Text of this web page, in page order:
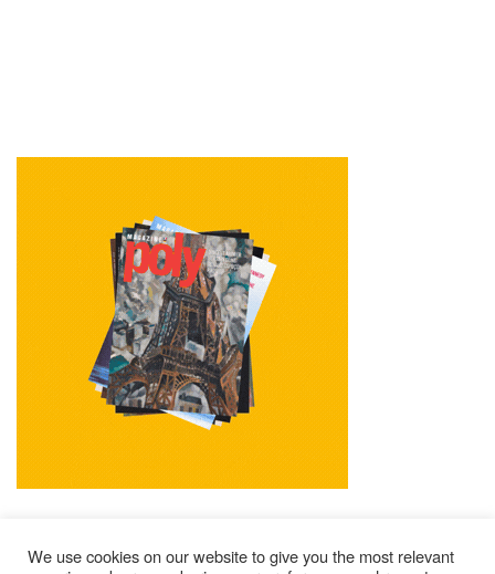
We use cookies on our website to give you the most relevant